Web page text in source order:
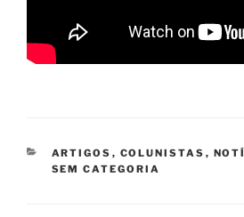
CATEGORIAS
ARTIGOS , COLUNISTAS ,
SEM CATEGORIA